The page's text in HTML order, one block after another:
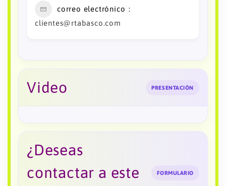
correo electrónico
clientes@rtabasco.com
Video PRESENTACIÓN
¿Deseas
contactar a este
FORMULARIO